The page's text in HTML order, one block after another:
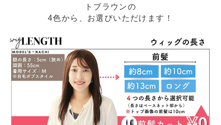
トブラウンの
4色から、お選びいただけます！